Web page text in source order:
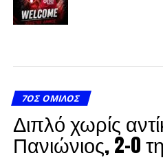
7ΟΣ ΌΜΙΛΟΣ
Διπλό χωρίς
Πανιώνιος, 2-0